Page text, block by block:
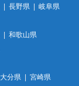
長野県
岐阜県
和歌山県
大分県
宮崎県